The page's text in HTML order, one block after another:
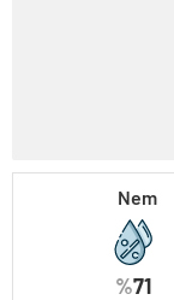
Nem
%71